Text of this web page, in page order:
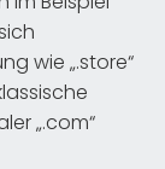
wie „.store“
„.com“